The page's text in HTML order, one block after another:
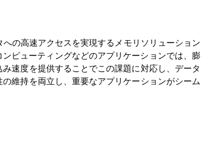
の高速アクセスを実現するメモリソリューション
ピューティングなどのアプリケーションでは、膨
速度を提供することでこの課題に対応し、データ
維持を両立し、重要なアプリケーションがシーム